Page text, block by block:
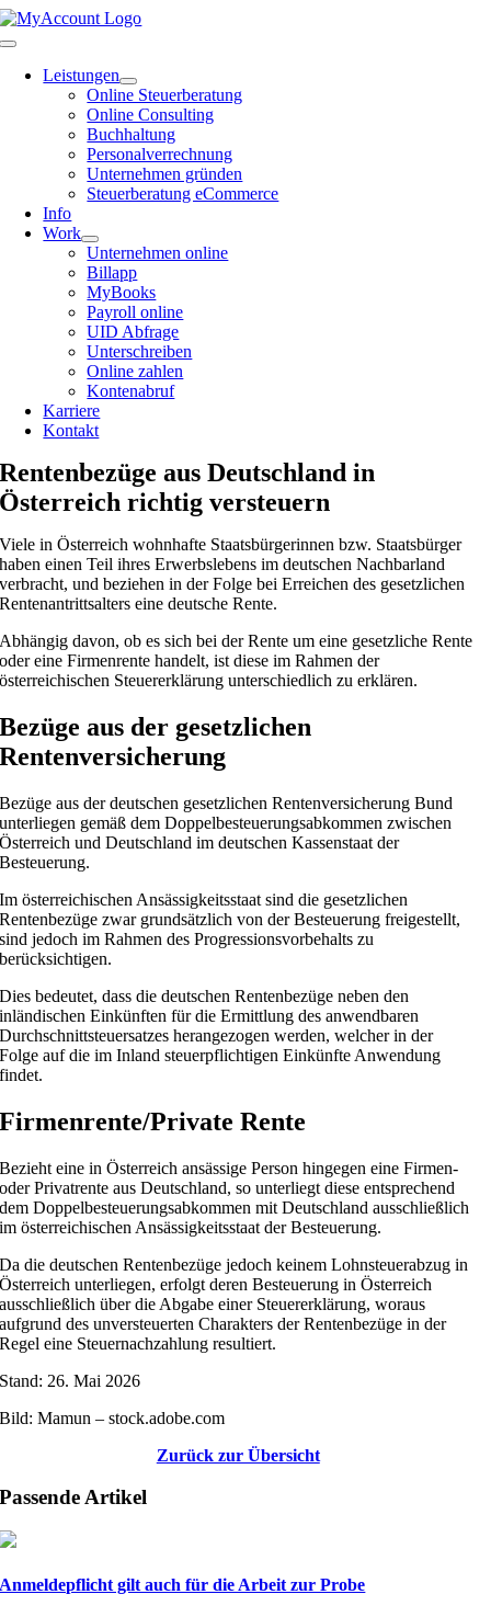
Zum
Inhalt
Toggle
NavigationLeistungen
Online Steuerberatung
Online Consulting
Buchhaltung
Personalverrechnung
Unternehmen gründen
Steuerberatung eCommerce
Info
Work
Unternehmen online
Billapp
MyBooks
Payroll online
UID Abfrage
Unterschreiben
Online zahlen
Kontenabruf
Karriere
Kontakt
Rentenbezüge aus Deutschland in
Österreich richtig versteuern
Viele in Österreich wohnhafte Staatsbürgerinnen bzw. Staatsbürger
haben einen Teil ihres Erwerbslebens im deutschen Nachbarland
verbracht, und beziehen in der Folge bei Erreichen des gesetzlichen
Rentenantrittsalters eine deutsche Rente.
Abhängig davon, ob es sich bei der Rente um eine gesetzliche Rente
oder eine Firmenrente handelt, ist diese im Rahmen der
österreichischen Steuererklärung unterschiedlich zu erklären.
Bezüge aus der gesetzlichen
Rentenversicherung
Bezüge aus der deutschen gesetzlichen Rentenversicherung Bund
unterliegen gemäß dem Doppelbesteuerungsabkommen zwischen
Österreich und Deutschland im deutschen Kassenstaat der
Besteuerung.
Im österreichischen Ansässigkeitsstaat sind die gesetzlichen
Rentenbezüge zwar grundsätzlich von der Besteuerung freigestellt,
sind jedoch im Rahmen des Progressionsvorbehalts zu
berücksichtigen.
Dies bedeutet, dass die deutschen Rentenbezüge neben den
inländischen Einkünften für die Ermittlung des anwendbaren
Durchschnittsteuersatzes herangezogen werden, welcher in der
Folge auf die im Inland steuerpflichtigen Einkünfte Anwendung
findet.
Firmenrente/Private Rente
Bezieht eine in Österreich ansässige Person hingegen eine Firmen-
oder Privatrente aus Deutschland, so unterliegt diese entsprechend
dem Doppelbesteuerungsabkommen mit Deutschland ausschließlich
im österreichischen Ansässigkeitsstaat der Besteuerung.
Da die deutschen Rentenbezüge jedoch keinem Lohnsteuerabzug in
Österreich unterliegen, erfolgt deren Besteuerung in Österreich
ausschließlich über die Abgabe einer Steuererklärung, woraus
aufgrund des unversteuerten Charakters der Rentenbezüge in der
Regel eine Steuernachzahlung resultiert.
Stand: 26. Mai 2026
Bild: Mamun – stock.adobe.com
Zurück zur Übersicht
Passende Artikel
Anmeldepflicht gilt auch für die Arbeit zur Probe